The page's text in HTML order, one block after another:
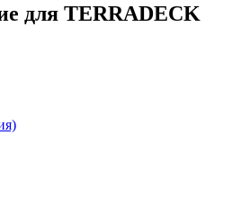
для TERRADECK